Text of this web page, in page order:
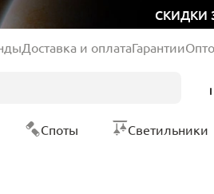
СКИДКИ
Доставка и оплатаГарантии
Споты Светильники